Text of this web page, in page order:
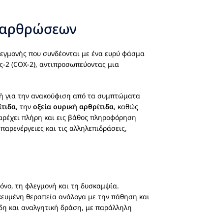
που συνδέονται με ένα ευρύ φάσμα
2 (COX-2), αντιπροσωπεύοντας μια
για την ανακούφιση από τα συμπτώματα
, την οξεία ουρική αρθρίτιδα, καθώς
πλήρη και εις βάθος πληροφόρηση
και τις αλληλεπιδράσεις,
τη φλεγμονή και τη δυσκαμψία.
θεραπεία ανάλογα με την πάθηση και
και αναλγητική δράση, με παράλληλη